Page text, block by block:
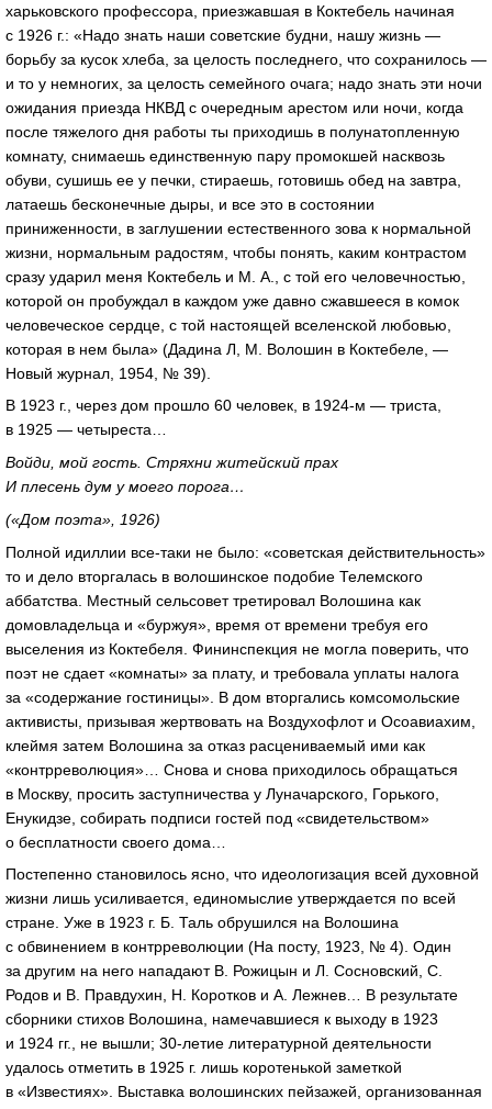
харьковского профессора, приезжавшая в Коктебель начиная
с 1926 г.: «Надо знать наши советские будни, нашу жизнь —
борьбу за кусок хлеба, за целость последнего, что сохранилось —
и то у немногих, за целость семейного очага; надо знать эти ночи
ожидания приезда НКВД с очередным арестом или ночи, когда
после тяжелого дня работы ты приходишь в полунатопленную
комнату, снимаешь единственную пару промокшей насквозь
обуви, сушишь ее у печки, стираешь, готовишь обед на завтра,
латаешь бесконечные дыры, и все это в состоянии
приниженности, в заглушении естественного зова к нормальной
жизни, нормальным радостям, чтобы понять, каким контрастом
сразу ударил меня Коктебель и М. А., с той его человечностью,
которой он пробуждал в каждом уже давно сжавшееся в комок
человеческое сердце, с той настоящей вселенской любовью,
которая в нем была» (Дадина Л, М. Волошин в Коктебеле, —
Новый журнал, 1954, № 39).
В 1923 г., через дом прошло 60 человек, в 1924-м — триста,
в 1925 — четыреста…
Войди, мой гость. Стряхни житейский прах
И плесень дум у моего порога…
(«Дом поэта», 1926)
Полной идиллии все-таки не было: «советская действительность»
то и дело вторгалась в волошинское подобие Телемского
аббатства. Местный сельсовет третировал Волошина как
домовладельца и «буржуя», время от времени требуя его
выселения из Коктебеля. Фининспекция не могла поверить, что
поэт не сдает «комнаты» за плату, и требовала уплаты налога
за «содержание гостиницы». В дом вторгались комсомольские
активисты, призывая жертвовать на Воздухофлот и Осоавиахим,
клеймя затем Волошина за отказ расцениваемый ими как
«контрреволюция»… Снова и снова приходилось обращаться
в Москву, просить заступничества у Луначарского, Горького,
Енукидзе, собирать подписи гостей под «свидетельством»
о бесплатности своего дома…
Постепенно становилось ясно, что идеологизация всей духовной
жизни лишь усиливается, единомыслие утверждается по всей
стране. Уже в 1923 г. Б. Таль обрушился на Волошина
с обвинением в контрреволюции (На посту, 1923, № 4). Один
за другим на него нападают В. Рожицын и Л. Сосновский, С.
Родов и В. Правдухин, Н. Коротков и А. Лежнев… В результате
сборники стихов Волошина, намечавшиеся к выходу в 1923
и 1924 гг., не вышли; 30-летие литературной деятельности
удалось отметить в 1925 г. лишь коротенькой заметкой
в «Известиях». Выставка волошинских пейзажей, организованная